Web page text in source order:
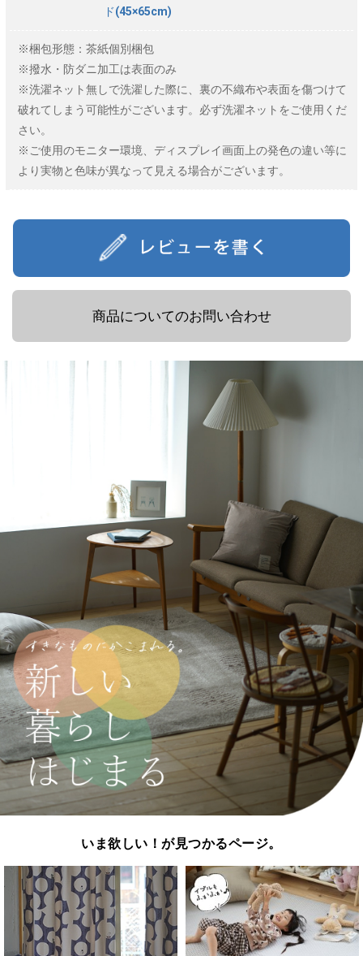
ド(45×65cm)
※梱包形態：茶紙個別梱包
※撥水・防ダニ加工は表面のみ
※洗濯ネット無しで洗濯した際に、裏の不織布や表面を傷つけて
破れてしまう可能性がございます。必ず洗濯ネットをご使用くだ
さい。
※ご使用のモニター環境、ディスプレイ画面上の発色の違い等に
より実物と色味が異なって見える場合がございます。
商品についてのお問い合わせ
いま欲しい！が見つかるページ。